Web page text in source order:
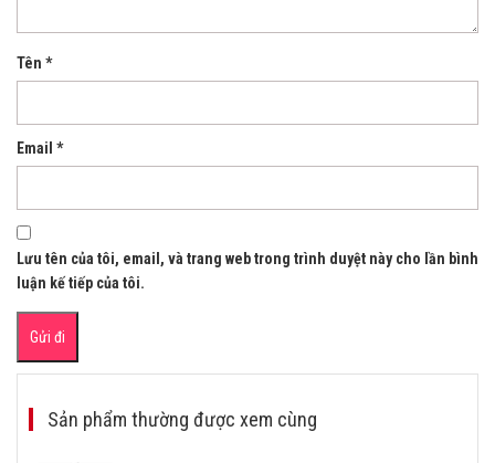
Tên *
Email *
Lưu tên của tôi, email, và trang web trong trình duyệt này cho lần bình
luận kế tiếp của tôi.
Sản phẩm thường được xem cùng